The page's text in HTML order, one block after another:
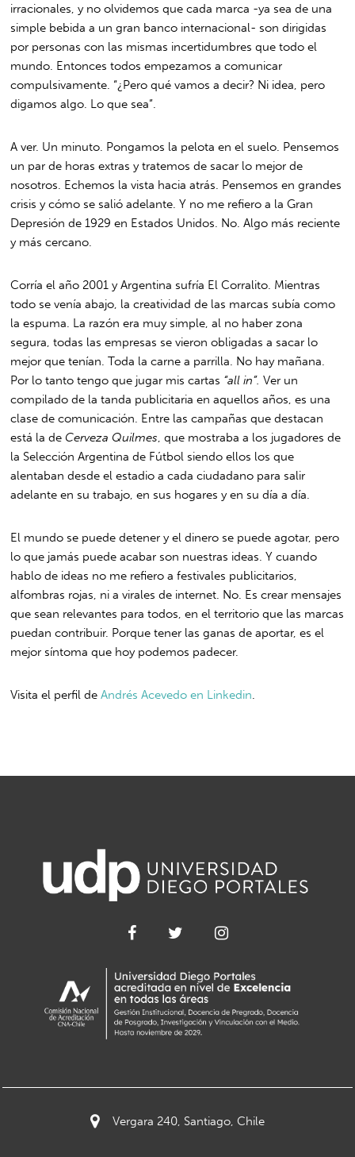
irracionales, y no olvidemos que cada marca -ya sea de una
simple bebida a un gran banco internacional- son dirigidas
por personas con las mismas incertidumbres que todo el
mundo. Entonces todos empezamos a comunicar
compulsivamente. “¿Pero qué vamos a decir? Ni idea, pero
digamos algo. Lo que sea”.
A ver. Un minuto. Pongamos la pelota en el suelo. Pensemos
un par de horas extras y tratemos de sacar lo mejor de
nosotros. Echemos la vista hacia atrás. Pensemos en grandes
crisis y cómo se salió adelante. Y no me refiero a la Gran
Depresión de 1929 en Estados Unidos. No. Algo más reciente
y más cercano.
Corría el año 2001 y Argentina sufría El Corralito. Mientras
todo se venía abajo, la creatividad de las marcas subía como
la espuma. La razón era muy simple, al no haber zona
segura, todas las empresas se vieron obligadas a sacar lo
mejor que tenían. Toda la carne a parrilla. No hay mañana.
Por lo tanto tengo que jugar mis cartas “all in”. Ver un
compilado de la tanda publicitaria en aquellos años, es una
clase de comunicación. Entre las campañas que destacan
está la de Cerveza Quilmes , que mostraba a los jugadores de
la Selección Argentina de Fútbol siendo ellos los que
alentaban desde el estadio a cada ciudadano para salir
adelante en su trabajo, en sus hogares y en su día a día.
El mundo se puede detener y el dinero se puede agotar, pero
lo que jamás puede acabar son nuestras ideas. Y cuando
hablo de ideas no me refiero a festivales publicitarios,
alfombras rojas, ni a virales de internet. No. Es crear mensajes
que sean relevantes para todos, en el territorio que las marcas
puedan contribuir. Porque tener las ganas de aportar, es el
mejor síntoma que hoy podemos padecer.
Visita el perfil deAndrés Acevedo en Linkedin
Vergara 240, Santiago, Chile